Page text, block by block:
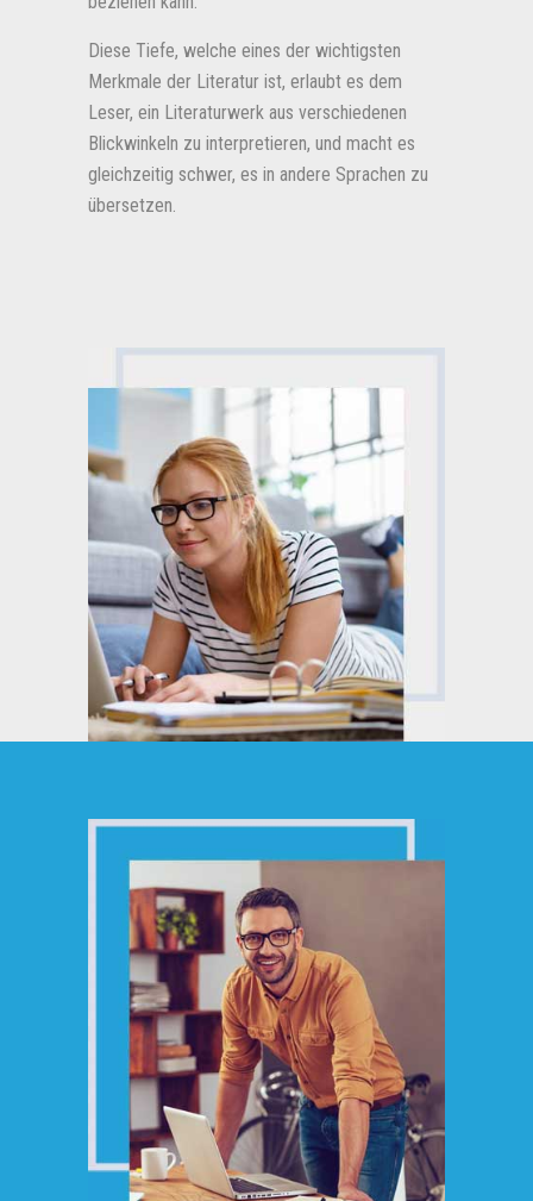
Diese Tiefe, welche eines der wichtigsten
Merkmale der Literatur ist, erlaubt es dem
Leser, ein Literaturwerk aus verschiedenen
Blickwinkeln zu interpretieren, und macht es
gleichzeitig schwer, es in andere Sprachen zu
übersetzen.